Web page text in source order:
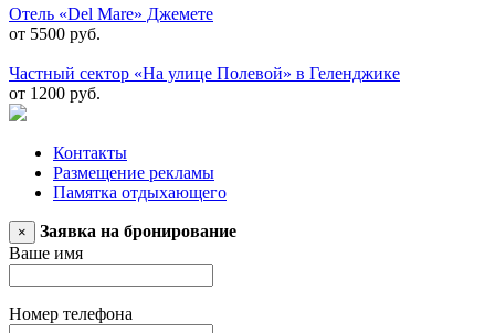
Отель «Del Mare» Джемете
от 5500 руб.
Частный сектор «На улице Полевой» в Геленджике
от 1200 руб.
Контакты
Размещение рекламы
Памятка отдыхающего
×
Заявка на бронирование
Ваше имя
Номер телефона